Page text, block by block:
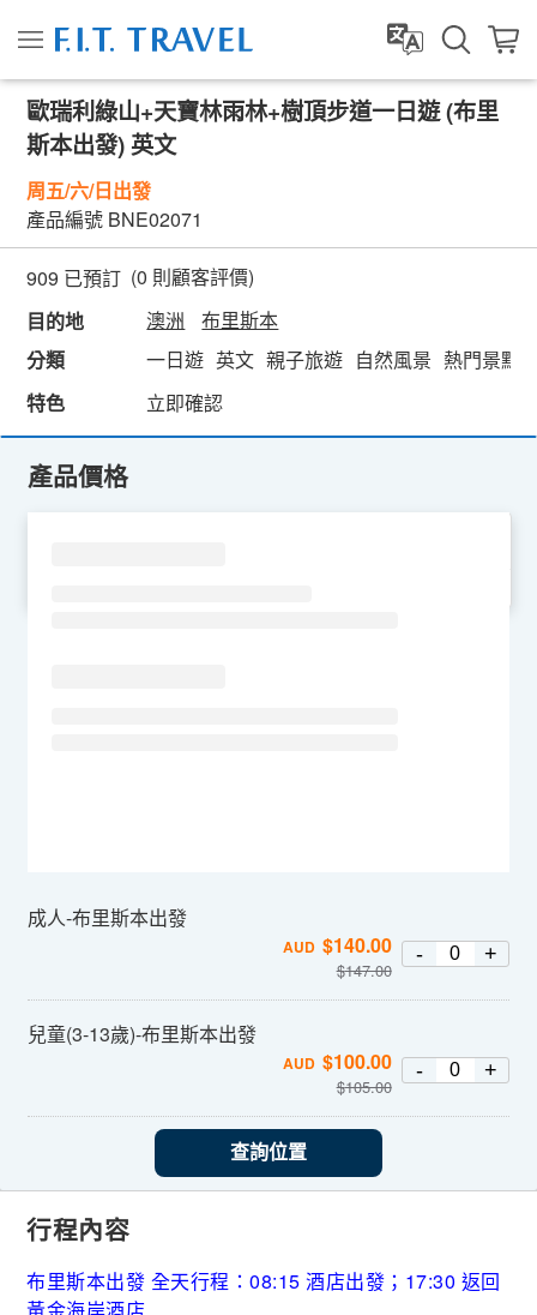
歐瑞利綠山+天寶林雨林+樹頂步道一日遊 (布里
斯本出發) 英文
周五/六/日出發
產品編號 BNE02071
909 已預訂 (0 則顧客評價)
目的地
澳洲
布里斯本
分類
一日遊 英文 親子旅遊 自然風景 熱門景點
特色
立即確認
產品價格
成人-布里斯本出發
AUD $140.00
$147.00
- +
兒童(3-13歲)-布里斯本出發
AUD $100.00
$105.00
- +
查詢位置
行程內容
布里斯本出發 全天行程：08:15 酒店出發；17:30 返回